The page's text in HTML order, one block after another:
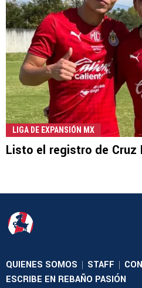
LIGA DE EXPANSIÓN MX
Listo el registro de Cruz
QUIENES SOMOS | STAFF |
ESCRIBE EN REBAÑO PASIÓN